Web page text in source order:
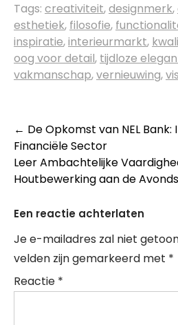
Tags: creativiteit,designmerk,
esthetiek, filosofie,
inspiratie,interieurmarkt,
oog voor detail, tijdloze
vakmanschap,vernieuwing,
← De Opkomst van NEL
Financiële Sector
Leer Ambachtelijke
Houtbewerking aan de
Een reactie achterlaten
Je e-mailadres zal niet
velden zijn gemarkeerd met *
Reactie *